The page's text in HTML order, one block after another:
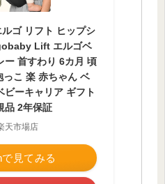
ルゴ リフト ヒップシ
Lift エルゴベ
ー 首すわり 6カ月 頃
こ 楽 赤ちゃん ベ
ビーキャリア ギフト
品 2年保証
天市場店
見てみる